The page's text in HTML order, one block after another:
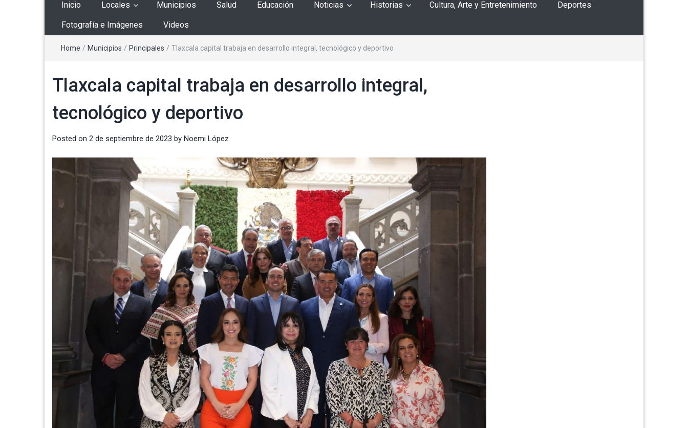
Inicio Locales Municipios Salud Educación Noticias Historias Cultura, Arte y Entretenimiento Deportes
Fotografía e Imágenes Videos
Home / Municipios / Principales / Tlaxcala capital trabaja en desarrollo integral, tecnológico y deportivo
Tlaxcala capital trabaja en desarrollo integral,
tecnológico y deportivo
Posted on 2 de septiembre de 2023 by Noemi López